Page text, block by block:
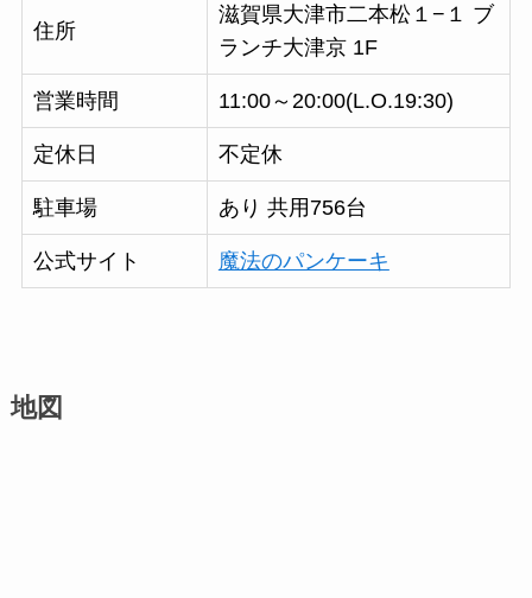
住所
滋賀県大津市二本松１−１ ブ
ランチ大津京 1F
営業時間 11:00～20:00(L.O.19:30)
定休日 不定休
駐車場 あり 共用756台
公式サイト 魔法のパンケーキ
地図